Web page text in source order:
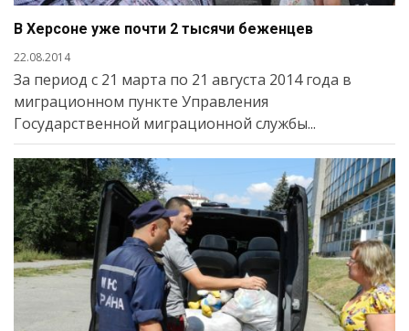
В Херсоне уже почти 2 тысячи беженцев
22.08.2014
За период с 21 марта по 21 августа 2014 года в
миграционном пункте Управления
Государственной миграционной службы...